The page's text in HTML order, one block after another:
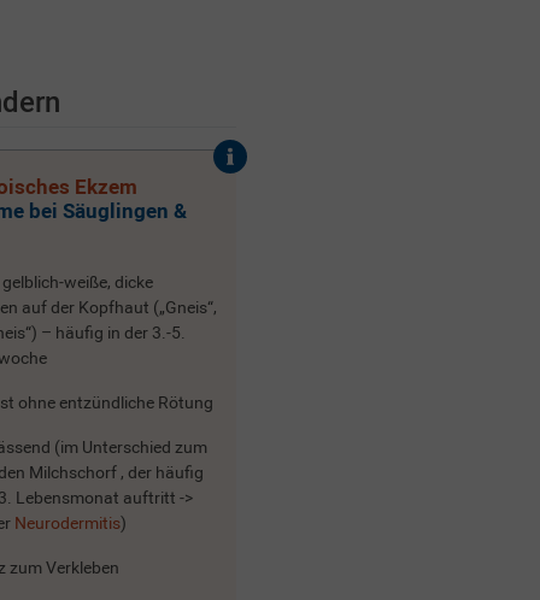
Ekzem
bei Säuglingen &
weiße, dicke
auf der Kopfhaut („Gneis“,
– häufig in der 3.-5.
ohne entzündliche Rötung
(im Unterschied zum
Milchschorf , der häufig
Lebensmonat auftritt ->
Neurodermitis)
zum Verkleben